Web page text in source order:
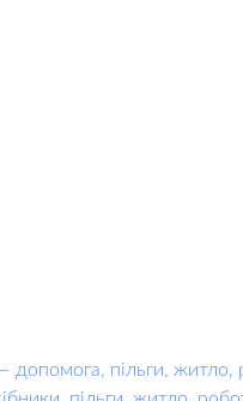
допомога, пільги, житло,